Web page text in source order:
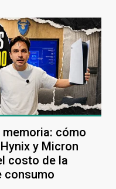
cómo
y Micron
costo de la
consumo